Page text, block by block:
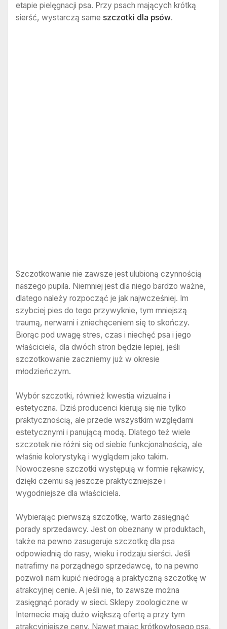
etapie pielęgnacji psa. Przy psach mających krótką
sierść, wystarczą same szczotki dla psów.
Szczotkowanie nie zawsze jest ulubioną czynnością
naszego pupila. Niemniej jest dla niego bardzo ważne,
dlatego należy rozpocząć je jak najwcześniej. Im
szybciej pies do tego przywyknie, tym mniejszą
traumą, nerwami i zniechęceniem się to skończy.
Biorąc pod uwagę stres, czas i niechęć psa i jego
właściciela, dla dwóch stron będzie lepiej, jeśli
szczotkowanie zaczniemy już w okresie
młodzieńczym.
Wybór szczotki, również kwestia wizualna i
estetyczna. Dziś producenci kierują się nie tylko
praktycznością, ale przede wszystkim względami
estetycznymi i panującą modą. Dlatego też wiele
szczotek nie różni się od siebie funkcjonalnością, ale
właśnie kolorystyką i wyglądem jako takim.
Nowoczesne szczotki występują w formie rękawicy,
dzięki czemu są jeszcze praktyczniejsze i
wygodniejsze dla właściciela.
Wybierając pierwszą szczotkę, warto zasięgnąć
porady sprzedawcy. Jest on obeznany w produktach,
także na pewno zasugeruje szczotkę dla psa
odpowiednią do rasy, wieku i rodzaju sierści. Jeśli
natrafimy na porządnego sprzedawcę, to na pewno
pozwoli nam kupić niedrogą a praktyczną szczotkę w
atrakcyjnej cenie. A jeśli nie, to zawsze można
zasięgnąć porady w sieci. Sklepy zoologiczne w
Internecie mają dużo większą ofertę a przy tym
atrakcyjniejsze ceny. Nawet mając krótkowłosego psa,